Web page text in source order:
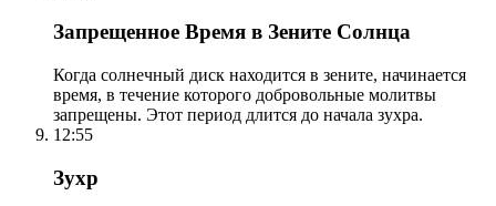
Запрещенное Время в Зените Солнца
Когда солнечный диск находится в зените, начинается
время, в течение которого добровольные молитвы
запрещены. Этот период длится до начала зухра.
12:55
Зухр